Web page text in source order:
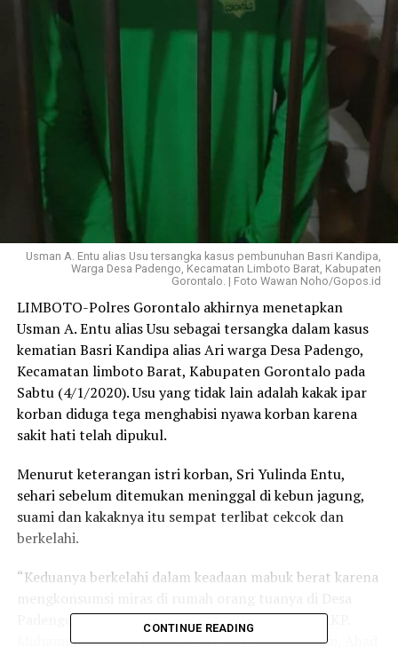
Usman A. Entu alias Usu tersangka kasus pembunuhan Basri Kandipa,
Warga Desa Padengo, Kecamatan Limboto Barat, Kabupaten
Gorontalo. | Foto Wawan Noho/Gopos.id
LIMBOTO-Polres Gorontalo akhirnya menetapkan
Usman A. Entu alias Usu sebagai tersangka dalam kasus
kematian Basri Kandipa alias Ari warga Desa Padengo,
Kecamatan limboto Barat, Kabupaten Gorontalo pada
Sabtu (4/1/2020). Usu yang tidak lain adalah kakak ipar
korban diduga tega menghabisi nyawa korban karena
sakit hati telah dipukul.
Menurut keterangan istri korban, Sri Yulinda Entu,
sehari sebelum ditemukan meninggal di kebun jagung,
suami dan kakaknya itu sempat terlibat cekcok dan
berkelahi.
“Keduanya berkelahi dalam keadaan mabuk berat karena
Padengo,” ujar kasat Reskrim Polres Gorontalo AKP.
Muhammad Kukuh Islami, S.I.K saat diwawancarai, Ahad
CONTINUE READING